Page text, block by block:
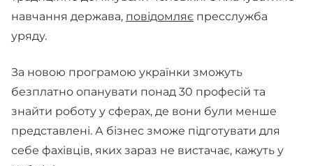
навчання держава, повідомляє пресслужба
уряду.
За новою програмою українки зможуть
безплатно опанувати понад 30 професій та
знайти роботу у сферах, де вони були менше
представлені. А бізнес зможе підготувати для
себе фахівців, яких зараз не вистачає, кажуть у